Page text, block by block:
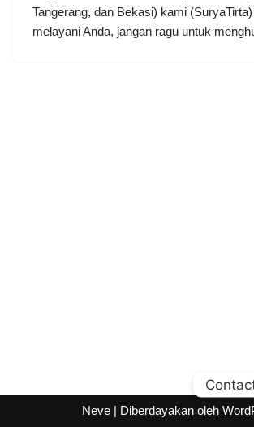
Tangerang, dan Bekasi) kami
melayani Anda, jangan ragu untuk
Neve| Diberdayakan oleh